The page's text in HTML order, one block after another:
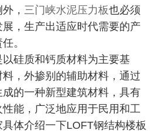
， 三门峡水泥压力板也必须
，生产出适应时代需要的产
。
以硅质和钙质材料为主要基
，外掺别的辅助材料，通过
的一种新型建筑材料，具有
能，广泛地应用于民用和工
体介绍一下LOFT钢结构楼板